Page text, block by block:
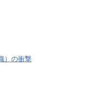
）の衝撃